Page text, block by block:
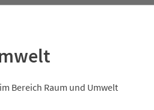
Bereich Raum und Umwelt